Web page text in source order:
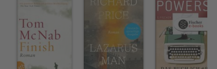
www.jonathanlethem.com
Ausblenden